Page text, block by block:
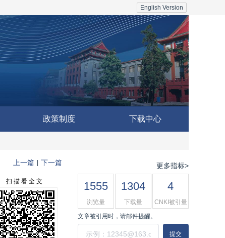
English Version
政策制度 下载中心
上一篇 下一篇
扫 描 看 全 文
更多指标>
1555
浏览量
1304
下载量
4
CNKI被引量
文章被引用时，请邮件提醒。
提交